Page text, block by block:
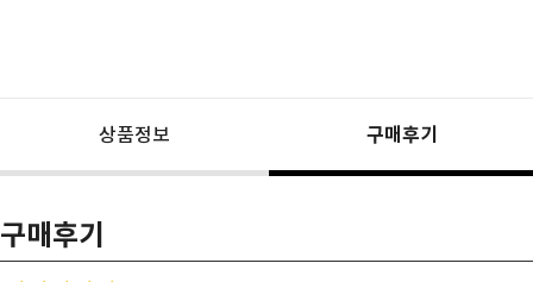
상품정보 구매후기
구매후기